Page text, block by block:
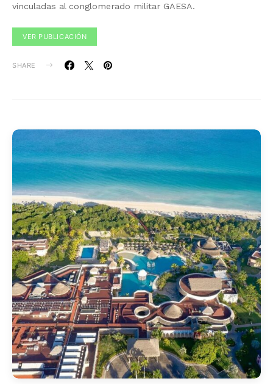
vinculadas al conglomerado militar GAESA.
VER PUBLICACIÓN
SHARE